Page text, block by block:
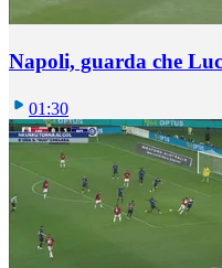
Napoli, guarda che
01:30